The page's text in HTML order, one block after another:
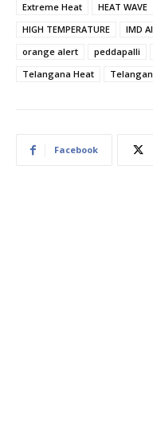
Extreme Heat
HEAT WAVE
HIGH TEMPERATURE
IMD
orange alert
peddapalli
Telangana Heat
Facebook